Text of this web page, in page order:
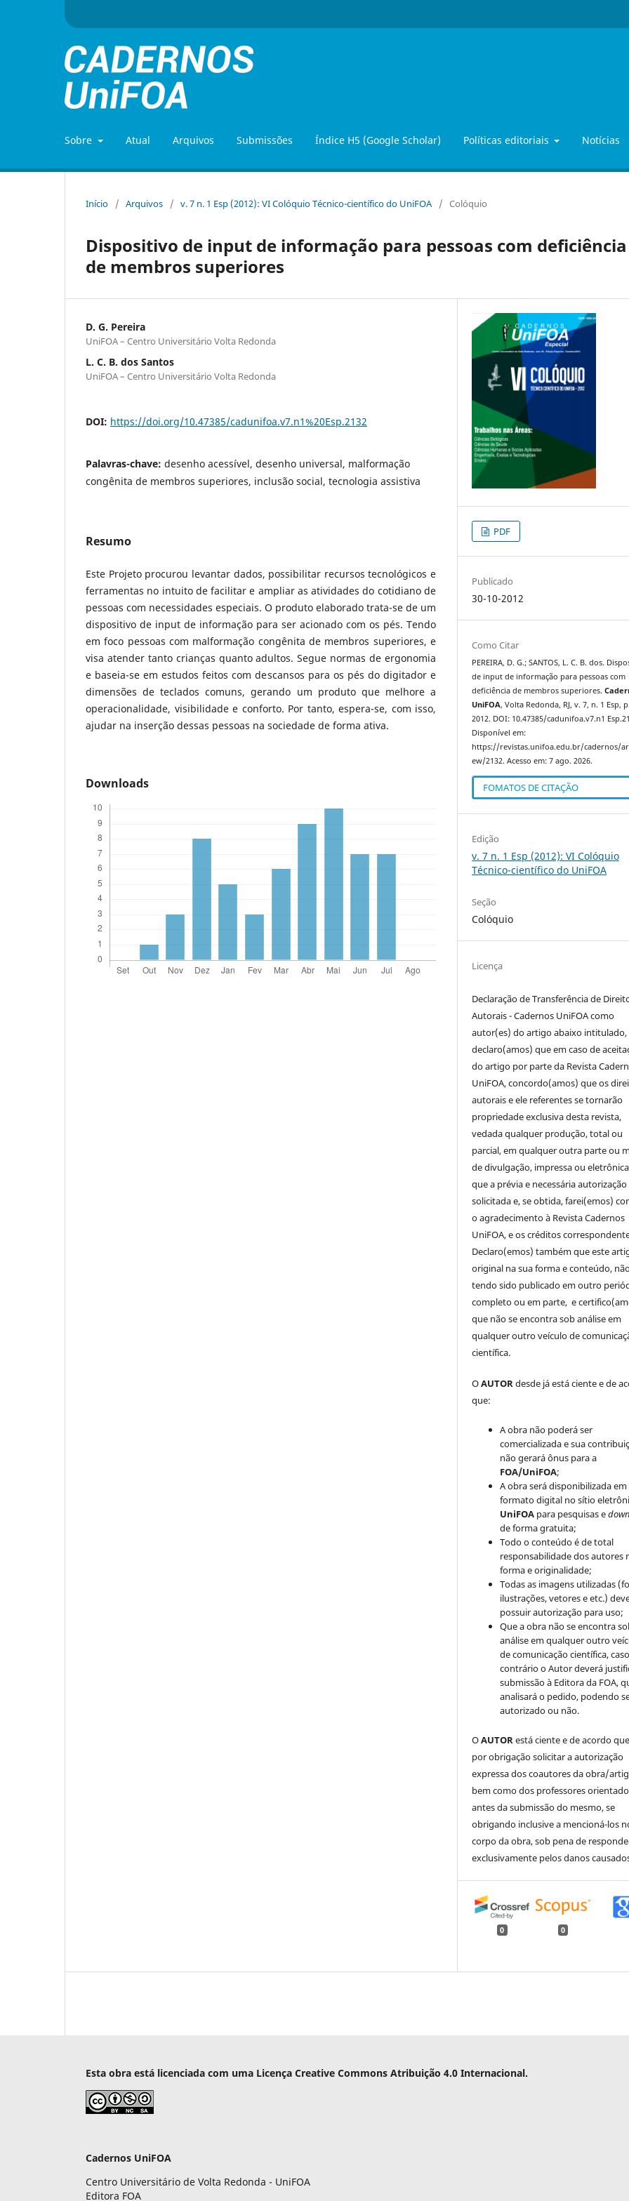
Sobre Atual Arquivos Submissões Índice H5 (Google Scholar) Políticas editoriais Notícias
Início / Arquivos / v. 7 n. 1 Esp (2012): VI Colóquio Técnico-científico do UniFOA / Colóquio
Dispositivo de input de informação para pessoas com deficiência
de membros superiores
D. G. Pereira
UniFOA – Centro Universitário Volta Redonda
L. C. B. dos Santos
UniFOA – Centro Universitário Volta Redonda
DOI: https://doi.org/10.47385/cadunifoa.v7.n1%20Esp.2132
Palavras-chave: desenho acessível, desenho universal, malformação
congênita de membros superiores, inclusão social, tecnologia assistiva
Resumo
Este Projeto procurou levantar dados, possibilitar recursos tecnológicos e
ferramentas no intuito de facilitar e ampliar as atividades do cotidiano de
pessoas com necessidades especiais. O produto elaborado trata-se de um
dispositivo de input de informação para ser acionado com os pés. Tendo
em foco pessoas com malformação congênita de membros superiores, e
visa atender tanto crianças quanto adultos. Segue normas de ergonomia
e baseia-se em estudos feitos com descansos para os pés do digitador e
dimensões de teclados comuns, gerando um produto que melhore a
operacionalidade, visibilidade e conforto. Por tanto, espera-se, com isso,
ajudar na inserção dessas pessoas na sociedade de forma ativa.
Downloads
PDF
Publicado
30-10-2012
Como Citar
PEREIRA, D. G.; SANTOS, L. C. B. dos.
de input de informação para pessoas com
deficiência de membros superiores.
UniFOA, Volta Redonda, RJ, v. 7, n. 1 Esp,
2012. DOI: 10.47385/cadunifoa.v7.n1
Disponível em:
https://revistas.unifoa.edu.br/cadernos/
ew/2132. Acesso em: 7 ago. 2026.
FOMATOS DE CITAÇÃO
Edição
v. 7 n. 1 Esp (2012): VI Colóquio
Técnico-científico do UniFOA
Seção
Colóquio
Licença
Declaração de Transferência de
Autorais - Cadernos UniFOA como
autor(es) do artigo abaixo intitulado,
declaro(amos) que em caso de
do artigo por parte da Revista
UniFOA, concordo(amos) que os
autorais e ele referentes se tornarão
propriedade exclusiva desta revista,
vedada qualquer produção, total ou
parcial, em qualquer outra parte ou
de divulgação, impressa ou
que a prévia e necessária autorização
solicitada e, se obtida, farei(emos)
o agradecimento à Revista Cadernos
UniFOA, e os créditos
Declaro(emos) também que este
original na sua forma e conteúdo,
tendo sido publicado em outro
completo ou em parte, e
que não se encontra sob análise em
qualquer outro veículo de
científica.
OAUTORdesde já está ciente e de
que:
A obra não poderá ser
comercializada e sua
não gerará ônus para a
FOA/UniFOA;
A obra será disponibilizada em
formato digital no sítio
UniFOA para pesquisas e
de forma gratuita;
Todo o conteúdo é de total
responsabilidade dos autores
forma e originalidade;
Todas as imagens utilizadas
ilustrações, vetores e etc.)
possuir autorização para uso;
Que a obra não se encontra
análise em qualquer outro
de comunicação científica, caso
contrário o Autor deverá
submissão à Editora da FOA,
analisará o pedido, podendo
autorizado ou não.
OAUTORestá ciente e de acordo
por obrigação solicitar a autorização
expressa dos coautores da obra/
bem como dos professores
antes da submissão do mesmo, se
obrigando inclusive a mencioná-los
corpo da obra, sob pena de
exclusivamente pelos danos
0 0
Esta obra está licenciada com uma Licença Creative Commons Atribuição 4.0 Internacional.
Cadernos UniFOA
Centro Universitário de Volta Redonda - UniFOA
Editora FOA